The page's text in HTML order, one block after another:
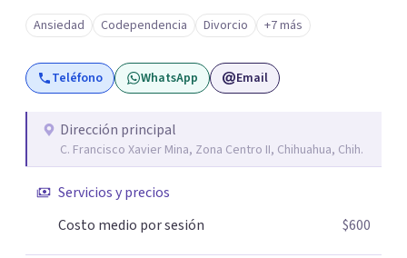
emociones, tristeza, ira, soledad. Si deseas resolver una
situación determinada o realizar cambios en tu vida, el
asesoramiento profesional será la clave para encontrar
las herramientas adecuadas para superar tanto la
a lo largo de tu vida. Realizar la correcta gestión de las
mismas de manera consciente y sana evita que se queden
futuros conflictos. Inteligencia Emocional Fúa I.
Márquez Master en Inteligencia Emocional Universidad
Ansiedad Codependencia Divorcio +7 más
Teléfono WhatsApp Email
Dirección principal
C. Francisco Xavier Mina, Zona Centro II, Chihuahua, Chih.
Servicios y precios
Costo medio por sesión
$600